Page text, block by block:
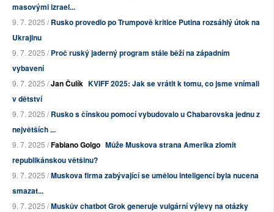
masovými izrael...
9. 7. 2025 /Rusko provedlo po Trumpově kritice Putina rozsáhlý útok na
Ukrajinu
9. 7. 2025 /Proč ruský jaderný program stále běží na západním
vybavení
9. 7. 2025 /Jan Čulík KVIFF 2025: Jak se vrátit k tomu, co jsme vnímali
v dětství
9. 7. 2025 /Rusko s čínskou pomocí vybudovalo u Chabarovska jednu z
největších ...
9. 7. 2025 /Fabiano Golgo Může Muskova strana Amerika zlomit
republikánskou většinu?
9. 7. 2025 /Muskova firma zabývající se umělou inteligencí byla nucena
smazat...
9. 7. 2025 /Muskův chatbot Grok generuje vulgární výlevy na otázky